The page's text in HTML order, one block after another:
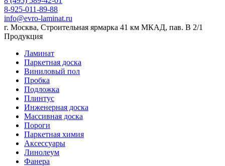
8-925-011-89-88
info@evro-laminat.ru
г. Москва, Строительная ярмарка 41 км МКАД, пав. В 2/1
Продукция
Ламинат
Паркетная доска
Виниловый пол
Пробка
Подложка
Плинтус
Инженерная доска
Массивная доска
Пороги
Паркетная химия
Аксессуары
Линолеум
Фанера